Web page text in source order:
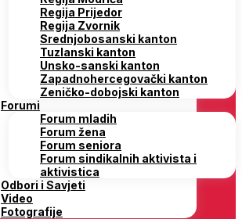
Regija Prijedor
Regija Zvornik
Srednjobosanski kanton
Tuzlanski kanton
Unsko-sanski kanton
Zapadnohercegovački kanton
Zeničko-dobojski kanton
Forumi
Forum mladih
Forum žena
Forum seniora
Forum sindikalnih aktivista i
aktivistica
Odbori i Savjeti
Video
Fotografije